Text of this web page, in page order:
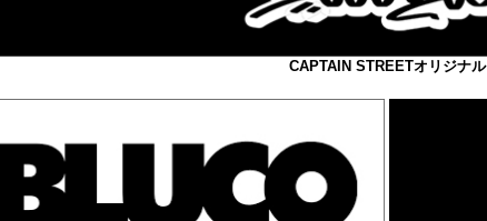
CAPTAIN STREETオリジナル